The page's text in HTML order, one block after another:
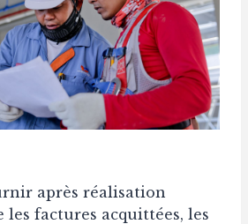
après réalisation
factures acquittées, les